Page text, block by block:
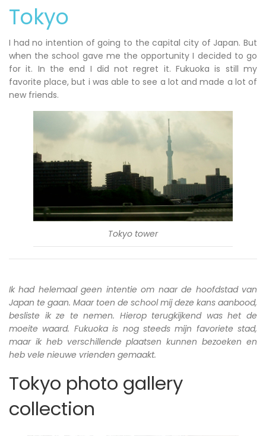
Tokyo
I had no intention of going to the capital city of Japan. But
when the school gave me the opportunity I decided to go
for it. In the end I did not regret it. Fukuoka is still my
favorite place, but i was able to see a lot and made a lot of
new friends.
Tokyo tower
Ik had helemaal geen intentie om naar de hoofdstad van
Japan te gaan. Maar toen de school mij deze kans aanbood,
besliste ik ze te nemen. Hierop terugkijkend was het de
moeite waard. Fukuoka is nog steeds mijn favoriete stad,
maar ik heb verschillende plaatsen kunnen bezoeken en
heb vele nieuwe vrienden gemaakt.
Tokyo photo gallery
collection